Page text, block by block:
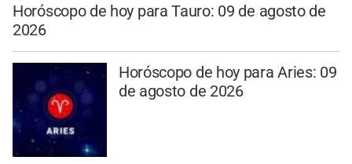
Horóscopo de hoy para Tauro: 09 de agosto de
2026
Horóscopo de hoy para Aries: 09
de agosto de 2026